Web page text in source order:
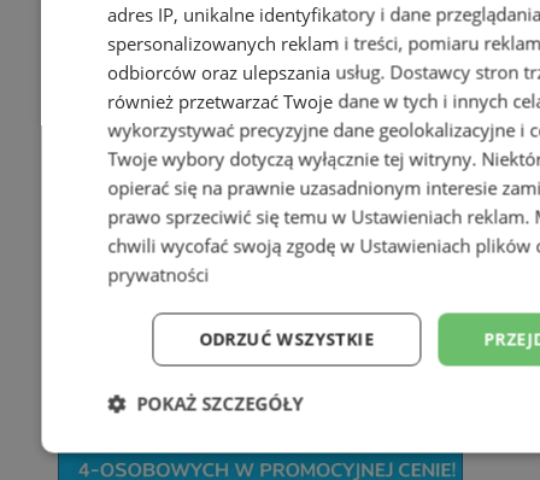
adres IP, unikalne identyfikatory i dane
spersonalizowanych reklam i treści, pomiaru
odbiorców oraz ulepszania usług. Dostawcy stron
również przetwarzać Twoje dane w tych i innych
wykorzystywać precyzyjne dane geolokalizacyjne i
Twoje wybory dotyczą wyłącznie tej witryny.
opierać się na prawnie uzasadnionym interesie
prawo sprzeciwić się temu w Ustawieniach reklam.
chwili wycofać swoją zgodę w Ustawieniach plików
prywatności
ODRZUĆ WSZYSTKIE
POKAŻ SZCZEGÓŁY
Niezbędne Wydajność